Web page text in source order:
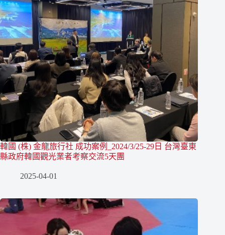
韓國 (株) 金龍旅行社 成功案例_2024/3/25-29日 台灣臺東
縣政府韓國觀光業者考察交流5天團
2025-04-01